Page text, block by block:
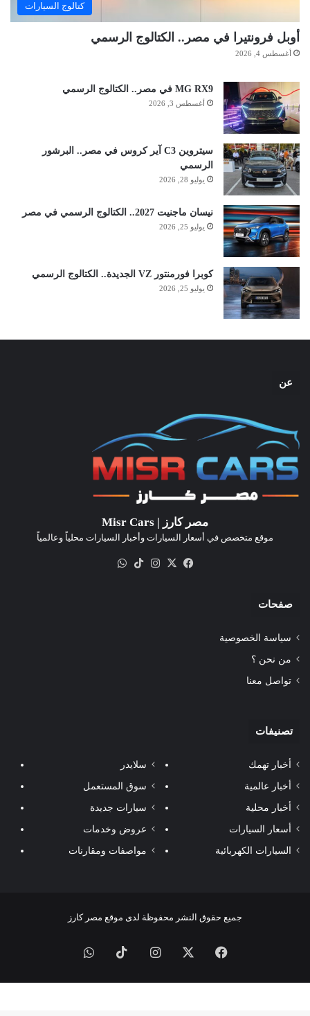
كتالوج السيارات
أوبل فرونتيرا في مصر.. الكتالوج الرسمي
أغسطس 4, 2026
MG RX9 في مصر.. الكتالوج الرسمي
أغسطس 3, 2026
سيتروين C3 آير كروس في مصر.. البرشور
الرسمي
يوليو 28, 2026
نيسان ماجنيت 2027.. الكتالوج الرسمي في مصر
يوليو 25, 2026
كوبرا فورمنتور VZ الجديدة.. الكتالوج الرسمي
يوليو 25, 2026
عن
مصر كارز | Misr Cars
موقع متخصص في أسعار السيارات وأخبار السيارات محلياً وعالمياً
فيسبوك
‫X انستقرام‫TikTok
صفحات
سياسة الخصوصية
من نحن ؟
تواصل معنا
تصنيفات
أخبار تهمك
أخبار عالمية
أخبار محلية
أسعار السيارات
السيارات الكهربائية
سلايدر
سوق المستعمل
سيارات جديدة
عروض وخدمات
مواصفات ومقارنات
جميع حقوق النشر محفوظة لدى موقع مصر كارز
فيسبوك انستقرام‫TikTokواتساب